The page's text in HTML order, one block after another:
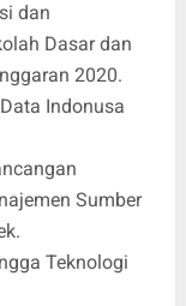
dan
Dasar dan
2020.
Indonusa
Sumber
Teknologi